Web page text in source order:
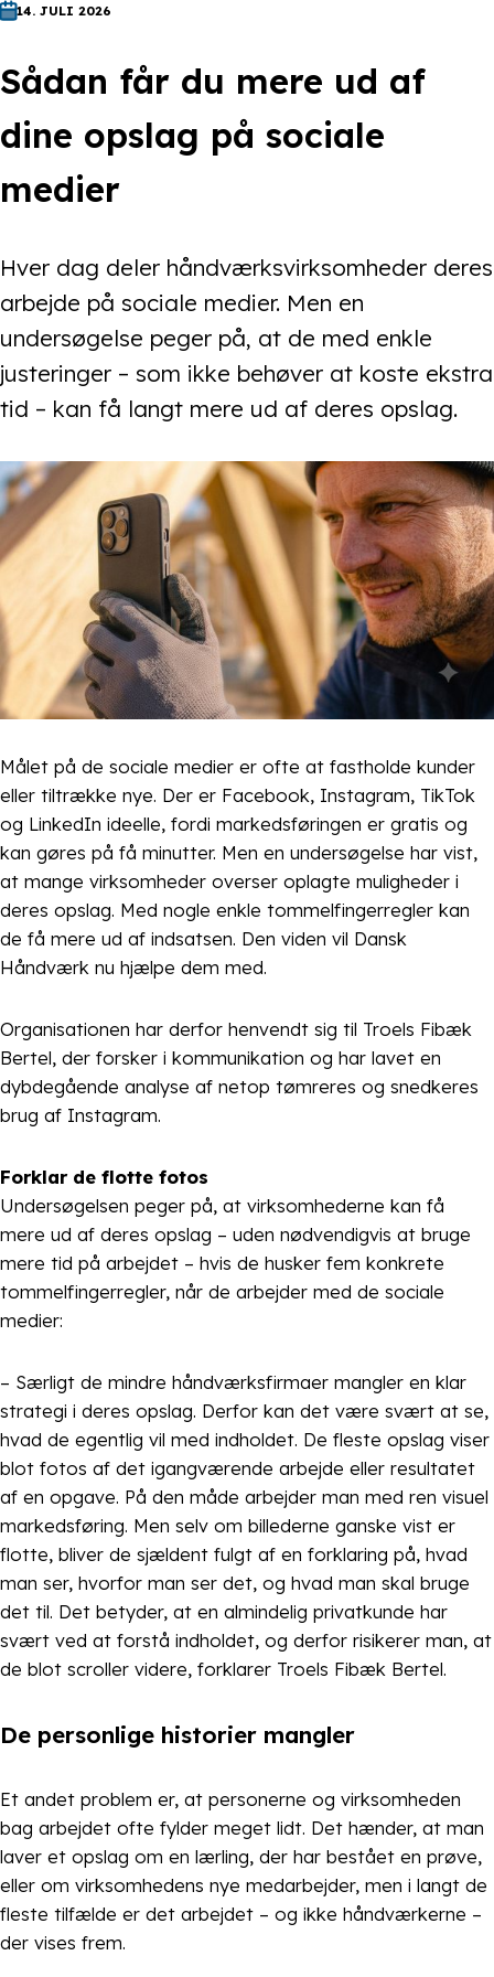
14. JULI 2026
Sådan får du mere ud af
dine opslag på sociale
medier
Hver dag deler håndværksvirksomheder deres
arbejde på sociale medier. Men en
undersøgelse peger på, at de med enkle
justeringer – som ikke behøver at koste ekstra
tid – kan få langt mere ud af deres opslag.
Målet på de sociale medier er ofte at fastholde kunder
eller tiltrække nye. Der er Facebook, Instagram, TikTok
og LinkedIn ideelle, fordi markedsføringen er gratis og
kan gøres på få minutter. Men en undersøgelse har vist,
at mange virksomheder overser oplagte muligheder i
deres opslag. Med nogle enkle tommelfingerregler kan
de få mere ud af indsatsen. Den viden vil Dansk
Håndværk nu hjælpe dem med.
Organisationen har derfor henvendt sig til Troels Fibæk
Bertel, der forsker i kommunikation og har lavet en
dybdegående analyse af netop tømreres og snedkeres
brug af Instagram.
Forklar de flotte fotos
Undersøgelsen peger på, at virksomhederne kan få
mere ud af deres opslag – uden nødvendigvis at bruge
mere tid på arbejdet – hvis de husker fem konkrete
tommelfingerregler, når de arbejder med de sociale
medier:
– Særligt de mindre håndværksfirmaer mangler en klar
strategi i deres opslag. Derfor kan det være svært at se,
hvad de egentlig vil med indholdet. De fleste opslag viser
blot fotos af det igangværende arbejde eller resultatet
af en opgave. På den måde arbejder man med ren visuel
markedsføring. Men selv om billederne ganske vist er
flotte, bliver de sjældent fulgt af en forklaring på, hvad
man ser, hvorfor man ser det, og hvad man skal bruge
det til. Det betyder, at en almindelig privatkunde har
svært ved at forstå indholdet, og derfor risikerer man, at
de blot scroller videre, forklarer Troels Fibæk Bertel.
De personlige historier mangler
Et andet problem er, at personerne og virksomheden
bag arbejdet ofte fylder meget lidt. Det hænder, at man
laver et opslag om en lærling, der har bestået en prøve,
eller om virksomhedens nye medarbejder, men i langt de
fleste tilfælde er det arbejdet – og ikke håndværkerne –
der vises frem.